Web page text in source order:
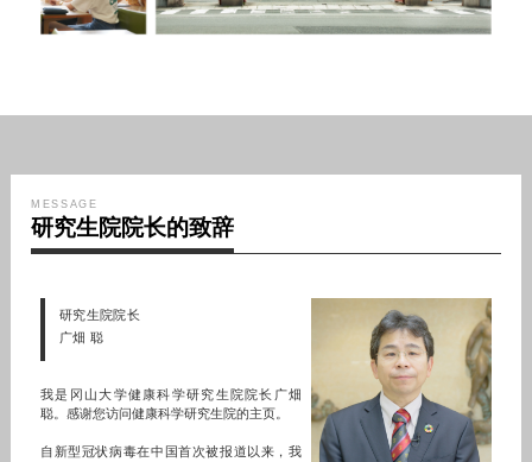
MESSAGE
研究生院院长的致辞
研究生院院长
广畑 聪
我是冈山大学健康科学研究生院院长广畑
聪。感谢您访问健康科学研究生院的主页。
自新型冠状病毒在中国首次被报道以来，我